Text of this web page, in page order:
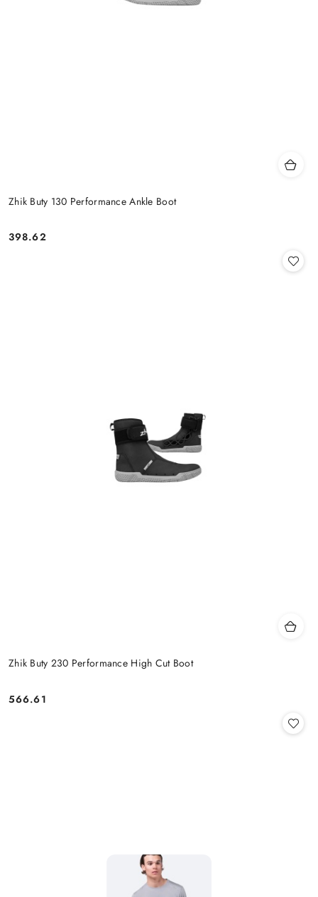
Zhik Buty 130 Performance Ankle Boot
Cena:
398.62
Zhik Buty 230 Performance High Cut Boot
Cena:
566.61